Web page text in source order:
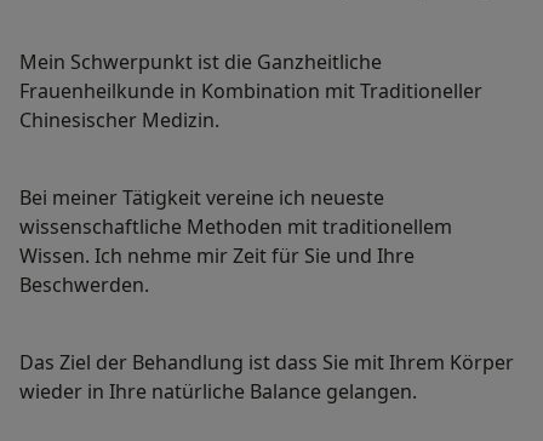
Mein Schwerpunkt ist die Ganzheitliche
Frauenheilkunde in Kombination mit Traditioneller
Chinesischer Medizin.
Bei meiner Tätigkeit vereine ich neueste
wissenschaftliche Methoden mit traditionellem
Wissen. Ich nehme mir Zeit für Sie und Ihre
Beschwerden.
Das Ziel der Behandlung ist dass Sie mit Ihrem Körper
wieder in Ihre natürliche Balance gelangen.